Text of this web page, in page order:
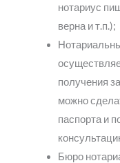
нотариус
верна и т.п.);
получения
можно
паспорта и
Бюро